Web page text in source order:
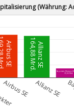
(Währung:
Airbus SE Allianz SE
164,88 Mrd.
Bayerische Motoren
35,66 Mrd.
Airbus SE Allianz SE